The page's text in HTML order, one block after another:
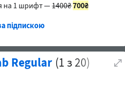
на 1 шрифт —1400₴700₴
підпискою
Regular (1 з 20)